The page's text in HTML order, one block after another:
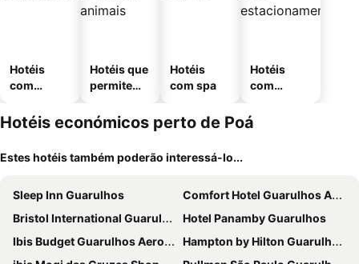
Hotéis
com
Hotéis que
permitem
Hotéis
com spa
Hotéis
com
mento
Hotéis económicos perto de Poá
Estes hotéis também poderão interessá-lo...
Sleep Inn Guarulhos
Comfort Hotel Guarulhos Aeroporto
Bristol International Guarulhos
Hotel Panamby Guarulhos
Ibis Budget Guarulhos Aeroporto
Hampton by Hilton Guarulhos Airport